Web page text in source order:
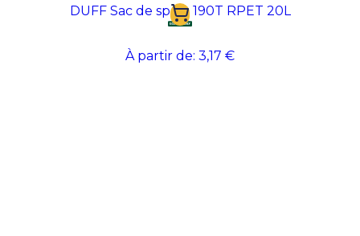
DUFF Sac de sport 190T RPET 20L
À partir de: 3,17 €